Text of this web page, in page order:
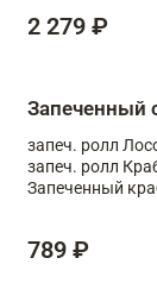
2 279 ₽
Запеченный
запеч. ролл
запеч. ролл
Запеченный
789 ₽